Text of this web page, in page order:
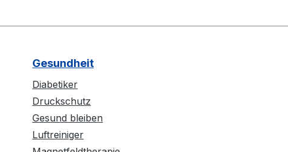
Gesundheit
Diabetiker
Druckschutz
Gesund bleiben
Luftreiniger